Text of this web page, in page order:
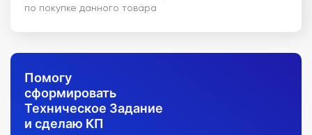
по покупке данного товара
Помогу
сформировать
Техническое Задание
и сделаю КП